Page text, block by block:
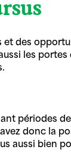
des
les
périodes
donc la
aussi